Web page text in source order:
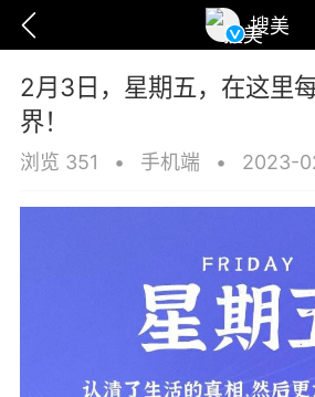
搜美
2月3日，星期五，在这里
界！
浏览 351 • 手机端 • 2023-